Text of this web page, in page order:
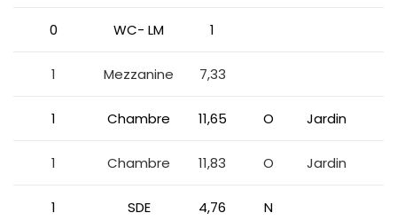
0 WC- LM 1
1 Mezzanine 7,33
1 Chambre 11,65 O Jardin
1 Chambre 11,83 O Jardin
1 SDE 4,76 N